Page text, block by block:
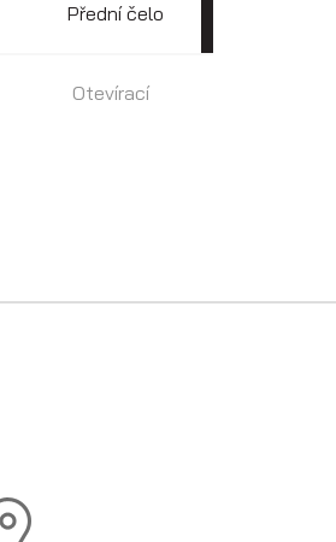
Přední čelo
Otevírací